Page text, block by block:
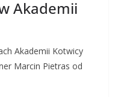
Akademii
Akademii Kotwicy
Marcin Pietras od